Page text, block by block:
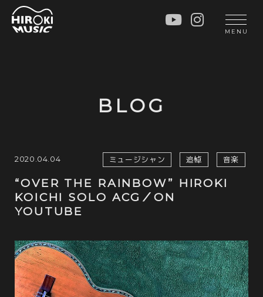
MENU
HOME
MUSIC
DISCOGRAPHY
VIDEOS
CINÉMA
LIVE
WORKSHOP
CONTACT
BLOG
2020.04.04 ミュージシャン 追悼 音楽
“OVER THE RAINBOW” HIROKI
KOICHI SOLO ACG／ON
YOUTUBE